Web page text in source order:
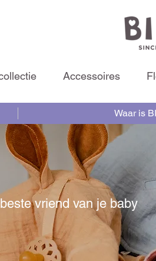
Accessoires
Waar is
vriend van je baby